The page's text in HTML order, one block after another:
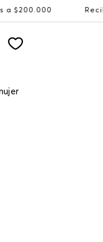
Recibe: 15%OFF